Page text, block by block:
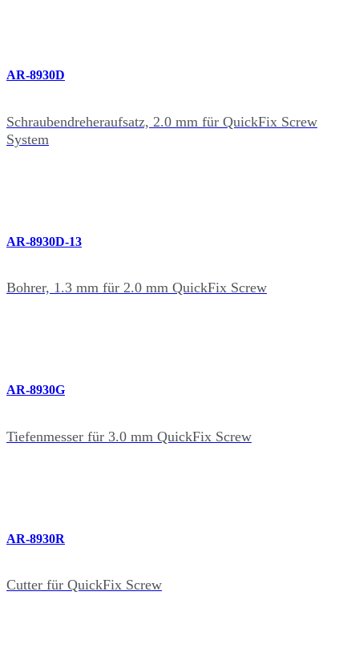
AR-8930D
Schraubendreheraufsatz, 2.0 mm für QuickFix Screw
System
AR-8930D-13
Bohrer, 1.3 mm für 2.0 mm QuickFix Screw
AR-8930G
Tiefenmesser für 3.0 mm QuickFix Screw
AR-8930R
Cutter für QuickFix Screw